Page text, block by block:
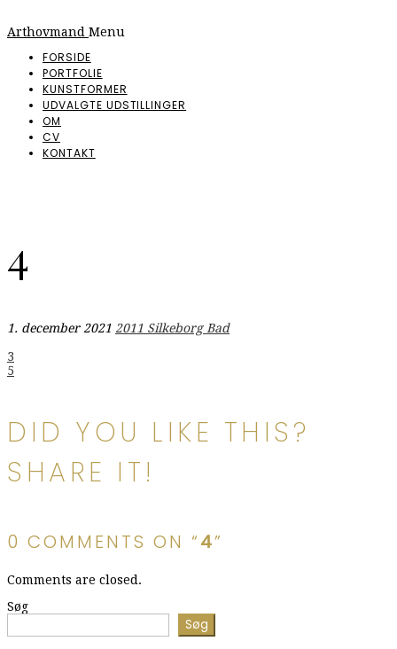
Arthovmand Menu
FORSIDE
PORTFOLIE
KUNSTFORMER
UDVALGTE UDSTILLINGER
OM
CV
KONTAKT
4
1. december 2021 2011 Silkeborg Bad
Indlægsnavigation
3
5
DID YOU LIKE THIS?
SHARE IT!
0 COMMENTS ON “4”
Comments are closed.
Søg
Søg